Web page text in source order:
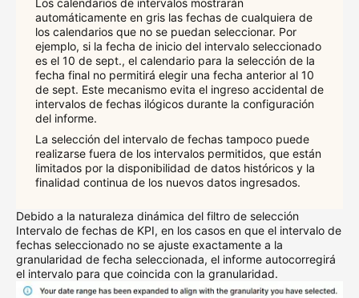
Los calendarios de intervalos mostrarán
automáticamente en gris las fechas de cualquiera de
los calendarios que no se puedan seleccionar. Por
ejemplo, si la fecha de inicio del intervalo seleccionado
es el 10 de sept., el calendario para la selección de la
fecha final no permitirá elegir una fecha anterior al 10
de sept. Este mecanismo evita el ingreso accidental de
intervalos de fechas ilógicos durante la configuración
del informe.
La selección del intervalo de fechas tampoco puede
realizarse fuera de los intervalos permitidos, que están
limitados por la disponibilidad de datos históricos y la
finalidad continua de los nuevos datos ingresados.
Debido a la naturaleza dinámica del filtro de selección
Intervalo de fechas de KPI, en los casos en que el intervalo de
fechas seleccionado no se ajuste exactamente a la
granularidad de fecha seleccionada, el informe autocorregirá
el intervalo para que coincida con la granularidad.